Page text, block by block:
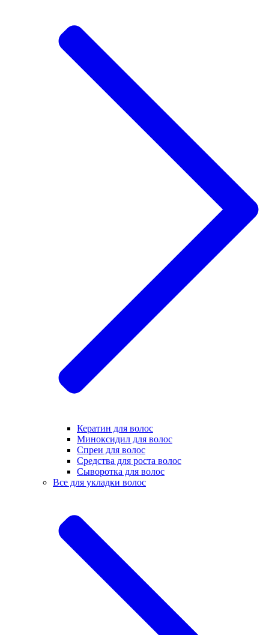
Кератин для волос
Миноксидил для волос
Спреи для волос
Средства для роста волос
Сыворотка для волос
Все для укладки волос